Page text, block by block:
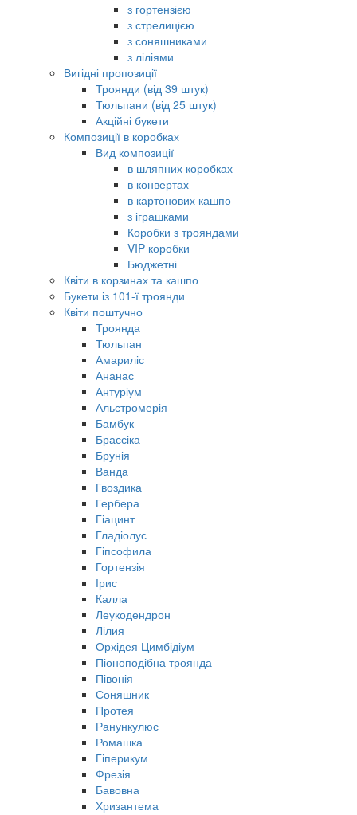
з гортензією
з стрелицією
з соняшниками
з ліліями
Вигідні пропозиції
Троянди (від 39 штук)
Тюльпани (від 25 штук)
Акційні букети
Композиції в коробках
Вид композиції
в шляпних коробках
в конвертах
в картонових кашпо
з іграшками
Коробки з трояндами
VIP коробки
Бюджетні
Квіти в корзинах та кашпо
Букети із 101-ї троянди
Квіти поштучно
Троянда
Тюльпан
Амариліс
Ананас
Антуріум
Альстромерія
Бамбук
Брассіка
Брунія
Ванда
Гвоздика
Гербера
Гіацинт
Гладіолус
Гіпсофила
Гортензія
Ірис
Калла
Леукодендрон
Лілия
Орхідея Цимбідіум
Піоноподібна троянда
Півонія
Соняшник
Протея
Ранункулюс
Ромашка
Гіперикум
Фрезія
Бавовна
Хризантема